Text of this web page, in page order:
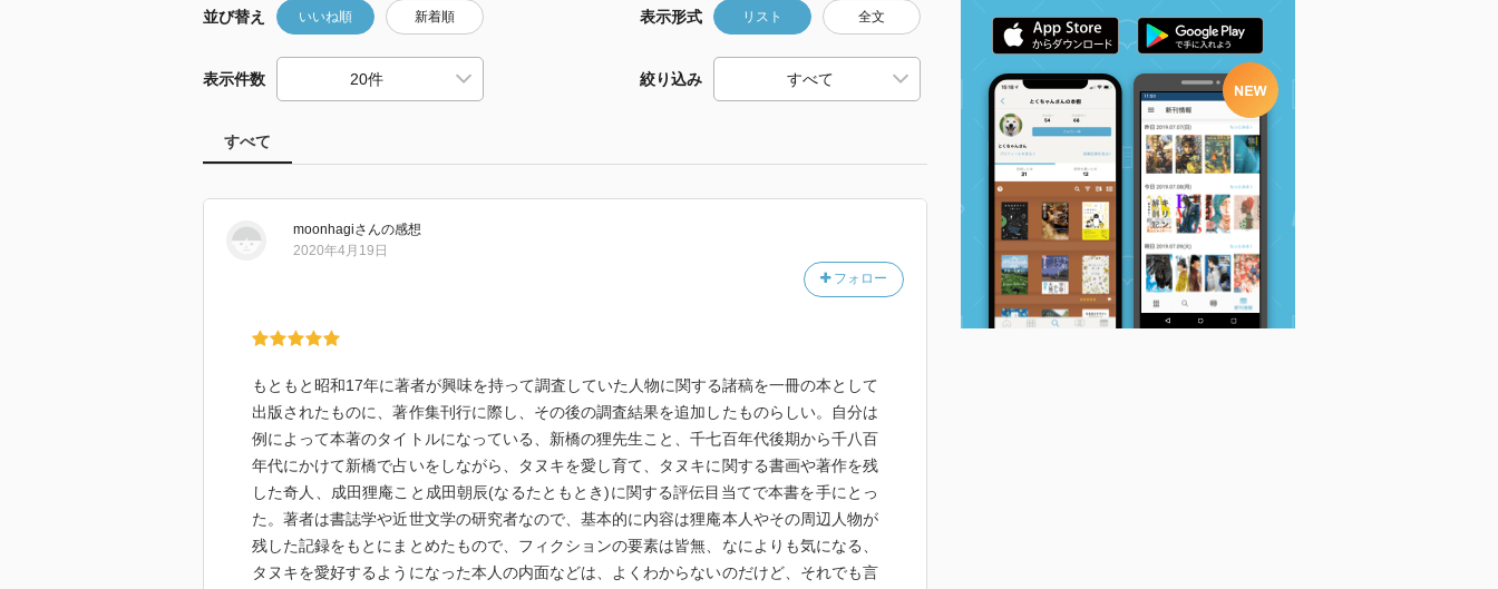
並び替え いいね順 新着順 表示形式 リスト 全文
表示件数 絞り込み
すべて
moonhagiさんの感想
フォロー
2020年4月19日
もともと昭和17年に著者が興味を持って調査していた人物に関する諸稿を一冊の本として
出版されたものに、著作集刊行に際し、その後の調査結果を追加したものらしい。自分は
例によって本著のタイトルになっている、新橋の狸先生こと、千七百年代後期から千八百
年代にかけて新橋で占いをしながら、タヌキを愛し育て、タヌキに関する書画や著作を残
した奇人、成田狸庵こと成田朝辰(なるたともとき)に関する評伝目当てで本書を手にとっ
た。著者は書誌学や近世文学の研究者なので、基本的に内容は狸庵本人やその周辺人物が
残した記録をもとにまとめたもので、フィクションの要素は皆無、なによりも気になる、
タヌキを愛好するようになった本人の内面などは、よくわからないのだけど、それでも言